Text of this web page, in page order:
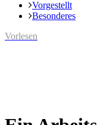
Vorgestellt
Besonderes
Vorlesen